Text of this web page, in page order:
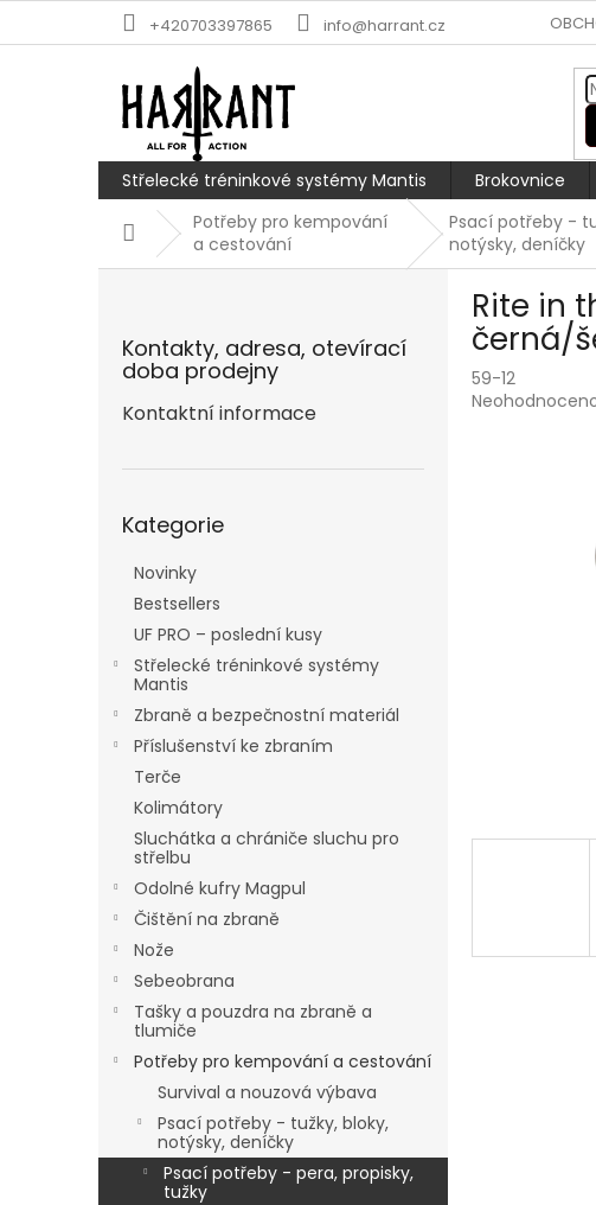
+420703397865 info@harrant.cz
Střelecké tréninkové systémy Mantis Brokovnice
DomůPotřeby pro kempování
a cestování
Psací potřeby -
notýsky, deníčky
Kontakty, adresa, otevírací
doba prodejny
Kontaktní informace
kategorie
Kategorie
Novinky
Bestsellers
UF PRO – poslední kusy
Střelecké tréninkové systémy
Mantis
Zbraně a bezpečnostní materiál
Příslušenství ke zbraním
Terče
Kolimátory
Sluchátka a chrániče sluchu pro
střelbu
Odolné kufry Magpul
Čištění na zbraně
Nože
Sebeobrana
Tašky a pouzdra na zbraně a
tlumiče
Potřeby pro kempování a cestování
Survival a nouzová výbava
Psací potřeby - tužky, bloky,
notýsky, deníčky
Psací potřeby - pera, propisky,
tužky
Rite in
černá/
59-12
Průměrné